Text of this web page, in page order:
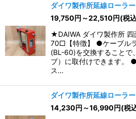
ダイワ製作所延線ローラー
19,750円 ～22,510円(税
★DAIWA ダイワ製作所 四
70□【特徴】 ●ケーブル
(BL-60)を交換することで
ブ）に取付けできます。
ス…
ダイワ製作所延線ローラー
14,230円 ～16,990円(税